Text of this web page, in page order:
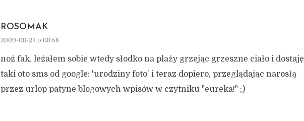
ROSOMAK
2009-08-23 o 08:58
noż fak. leżałem sobie wtedy słodko na plaży grzejąc grzeszne ciało i dostaję
taki oto sms od google: 'urodziny foto' i teraz dopiero, przeglądając narosłą
przez urlop patyne blogowych wpisów w czytniku "eureka!" ;)